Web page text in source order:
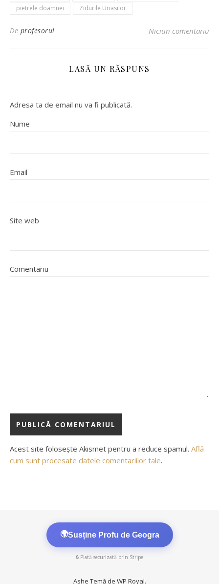
pietrele doamnei
Zidurile Uriasilor
De profesorul Niciun comentariu
LASĂ UN RĂSPUNS
Adresa ta de email nu va fi publicată.
Nume
Email
Site web
Comentariu
Acest site folosește Akismet pentru a reduce spamul. Află
cum sunt procesate datele comentariilor tale.
🌍Susține Profu de Geogra
🔒 Plată securizată prin Stripe
Ashe Temă de WP Royal.